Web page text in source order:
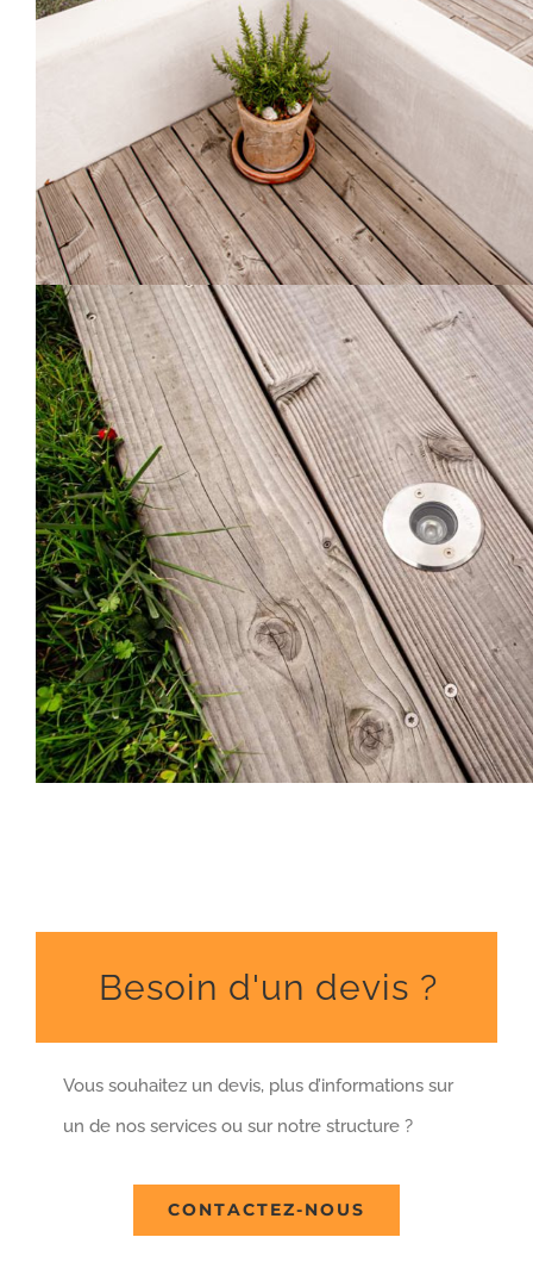
Besoin d'un devis ?
Vous souhaitez un devis, plus d’informations sur
un de nos services ou sur notre structure ?
CONTACTEZ-NOUS